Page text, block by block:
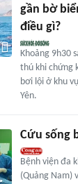
gần bờ
điều gì?
Khoảng 9h30
thú khi chứng
bơi lội ở khu
Yên.
Cứu sống
Bệnh viện đa
(Quảng Nam)